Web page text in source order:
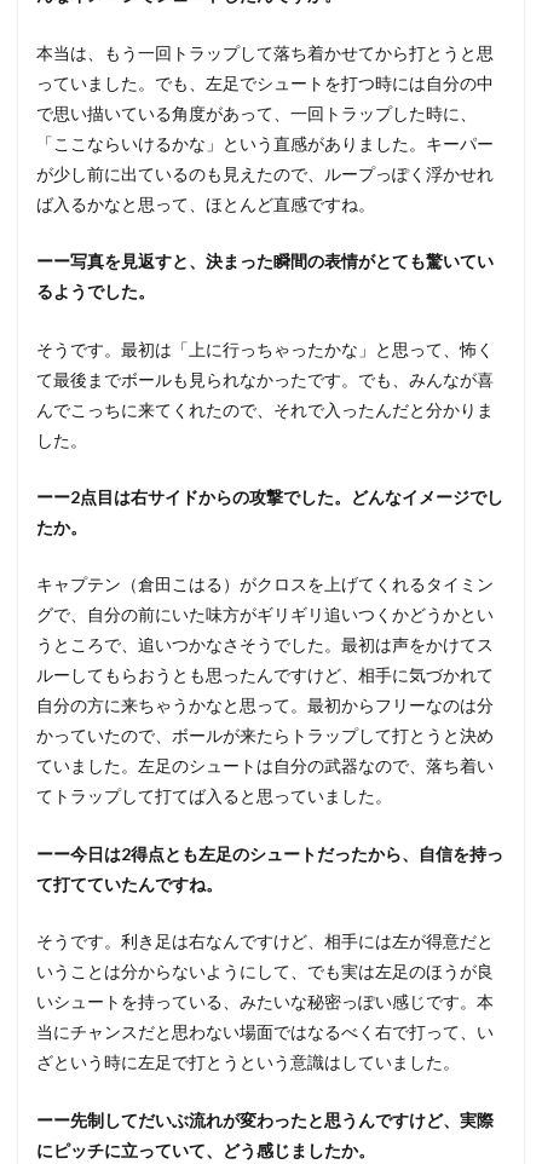
本当は、もう一回トラップして落ち着かせてから打とうと思
っていました。でも、左足でシュートを打つ時には自分の中
で思い描いている角度があって、一回トラップした時に、
「ここならいけるかな」という直感がありました。キーパー
が少し前に出ているのも見えたので、ループっぽく浮かせれ
ば入るかなと思って、ほとんど直感ですね。
ーー写真を見返すと、決まった瞬間の表情がとても驚いてい
るようでした。
そうです。最初は「上に行っちゃったかな」と思って、怖く
て最後までボールも見られなかったです。でも、みんなが喜
んでこっちに来てくれたので、それで入ったんだと分かりま
した。
ーー2点目は右サイドからの攻撃でした。どんなイメージでし
たか。
キャプテン（倉田こはる）がクロスを上げてくれるタイミン
グで、自分の前にいた味方がギリギリ追いつくかどうかとい
うところで、追いつかなさそうでした。最初は声をかけてス
ルーしてもらおうとも思ったんですけど、相手に気づかれて
自分の方に来ちゃうかなと思って。最初からフリーなのは分
かっていたので、ボールが来たらトラップして打とうと決め
ていました。左足のシュートは自分の武器なので、落ち着い
てトラップして打てば入ると思っていました。
ーー今日は2得点とも左足のシュートだったから、自信を持っ
て打てていたんですね。
そうです。利き足は右なんですけど、相手には左が得意だと
いうことは分からないようにして、でも実は左足のほうが良
いシュートを持っている、みたいな秘密っぽい感じです。本
当にチャンスだと思わない場面ではなるべく右で打って、い
ざという時に左足で打とうという意識はしていました。
ーー先制してだいぶ流れが変わったと思うんですけど、実際
にピッチに立っていて、どう感じましたか。